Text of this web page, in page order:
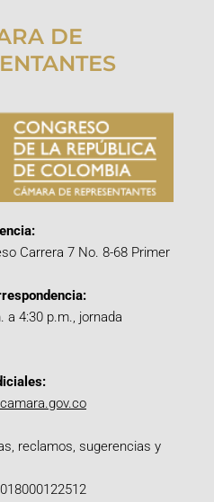
DE
Carrera 7 No. 8-68 Primer
a 4:30 p.m., jornada
reclamos, sugerencias y
018000122512